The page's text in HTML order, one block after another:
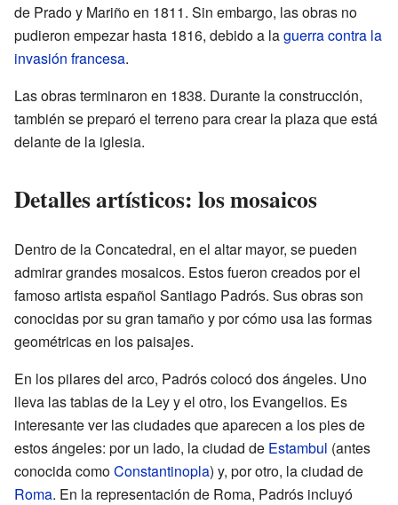
de Prado y Mariño en 1811. Sin embargo, las obras no
pudieron empezar hasta 1816, debido a laguerra contra la
invasión francesa.
Las obras terminaron en 1838. Durante la construcción,
también se preparó el terreno para crear la plaza que está
delante de la iglesia.
Detalles artísticos: los mosaicos
Dentro de la Concatedral, en el altar mayor, se pueden
admirar grandes mosaicos. Estos fueron creados por el
famoso artista español Santiago Padrós. Sus obras son
conocidas por su gran tamaño y por cómo usa las formas
geométricas en los paisajes.
En los pilares del arco, Padrós colocó dos ángeles. Uno
lleva las tablas de la Ley y el otro, los Evangelios. Es
interesante ver las ciudades que aparecen a los pies de
estos ángeles: por un lado, la ciudad de Estambul (antes
conocida comoConstantinopla) y, por otro, la ciudad de
Roma. En la representación de Roma, Padrós incluyó